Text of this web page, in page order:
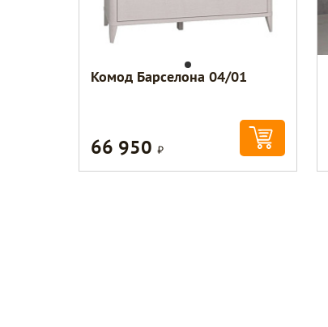
Комод Барселона 04/01
66 950Р